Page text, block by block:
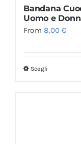
Bandana
Uomo e
From8,00€
Scegli